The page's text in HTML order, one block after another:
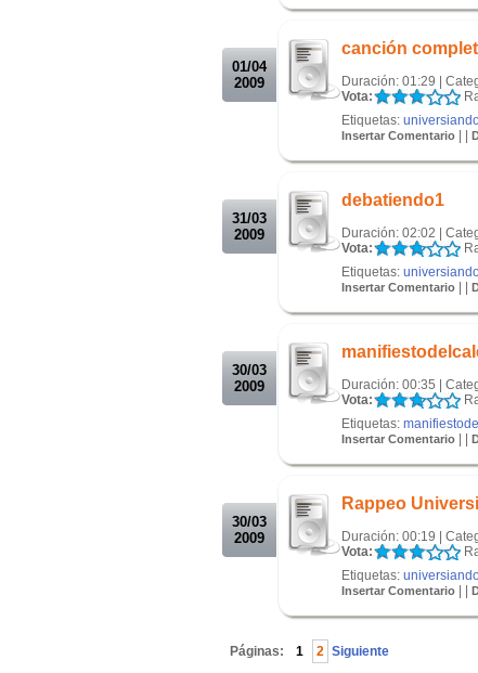
01/04
2009
canción
Duración: 01:29 |
Vota:
Etiquetas:
Insertar Comentario | |
31/03
2009
debatiendo1
Duración: 02:02 |
Vota:
Etiquetas:
Insertar Comentario | |
30/03
2009
Duración: 00:35 |
Vota:
Etiquetas:
Insertar Comentario | |
30/03
2009
Rappeo
Duración: 00:19 |
Vota:
Etiquetas:
Insertar Comentario | |
Páginas: 1 2 Siguiente